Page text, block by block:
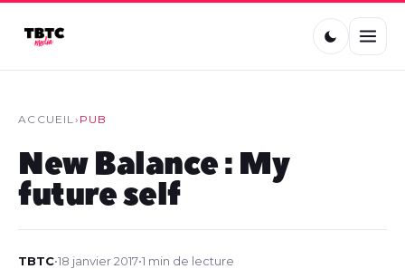
ACCUEIL› PUB
New Balance : My
future self
TBTC•18 janvier 2017•1 min de lecture